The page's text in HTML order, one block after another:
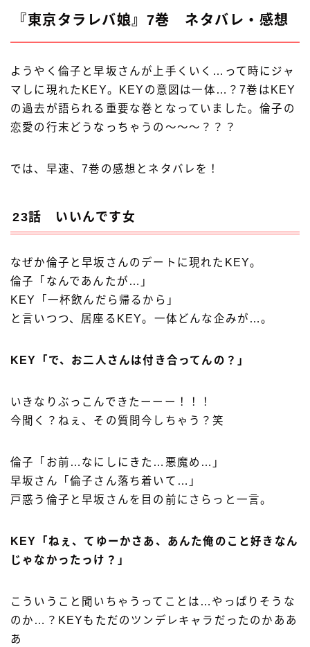
『東京タラレバ娘』7巻 ネタバレ・感想
ようやく倫子と早坂さんが上手くいく…って時にジャ
マしに現れたKEY。KEYの意図は一体…？7巻はKEY
の過去が語られる重要な巻となっていました。倫子の
恋愛の行末どうなっちゃうの〜〜〜？？？
では、早速、7巻の感想とネタバレを！
23話 いいんです女
なぜか倫子と早坂さんのデートに現れたKEY。
倫子「なんであんたが…」
KEY「一杯飲んだら帰るから」
と言いつつ、居座るKEY。一体どんな企みが…。
KEY「で、お二人さんは付き合ってんの？」
いきなりぶっこんできたーーー！！！
今聞く？ねぇ、その質問今しちゃう？笑
倫子「お前…なにしにきた…悪魔め…」
早坂さん「倫子さん落ち着いて…」
戸惑う倫子と早坂さんを目の前にさらっと一言。
KEY「ねぇ、てゆーかさあ、あんた俺のこと好きなん
じゃなかったっけ？」
こういうこと聞いちゃうってことは…やっぱりそうな
のか…？KEYもただのツンデレキャラだったのかああ
あ